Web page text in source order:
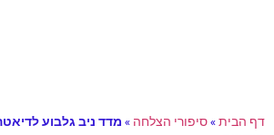
דף הבית»סיפורי הצלחה »